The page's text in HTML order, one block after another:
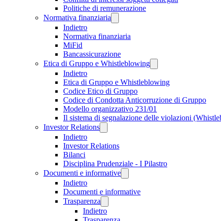
Politiche di remunerazione
Normativa finanziaria
Indietro
Normativa finanziaria
MiFid
Bancassicurazione
Etica di Gruppo e Whistleblowing
Indietro
Etica di Gruppo e Whistleblowing
Codice Etico di Gruppo
Codice di Condotta Anticorruzione di Gruppo
Modello organizzativo 231/01
Il sistema di segnalazione delle violazioni
Investor Relations
Indietro
Investor Relations
Bilanci
Disciplina Prudenziale - I Pilastro
Documenti e informative
Indietro
Documenti e informative
Trasparenza
Indietro